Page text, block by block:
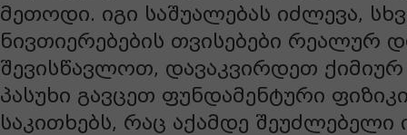
მეთოდი. იგი საშუალებას იძლევა,
ნივთიერებების თვისებები რეალურ
შევისწავლოთ, დავაკვირდეთ ქიმიურ
პასუხი გავცეთ ფუნდამენტური
საკითხებს, რაც აქამდე შეუძლებელი